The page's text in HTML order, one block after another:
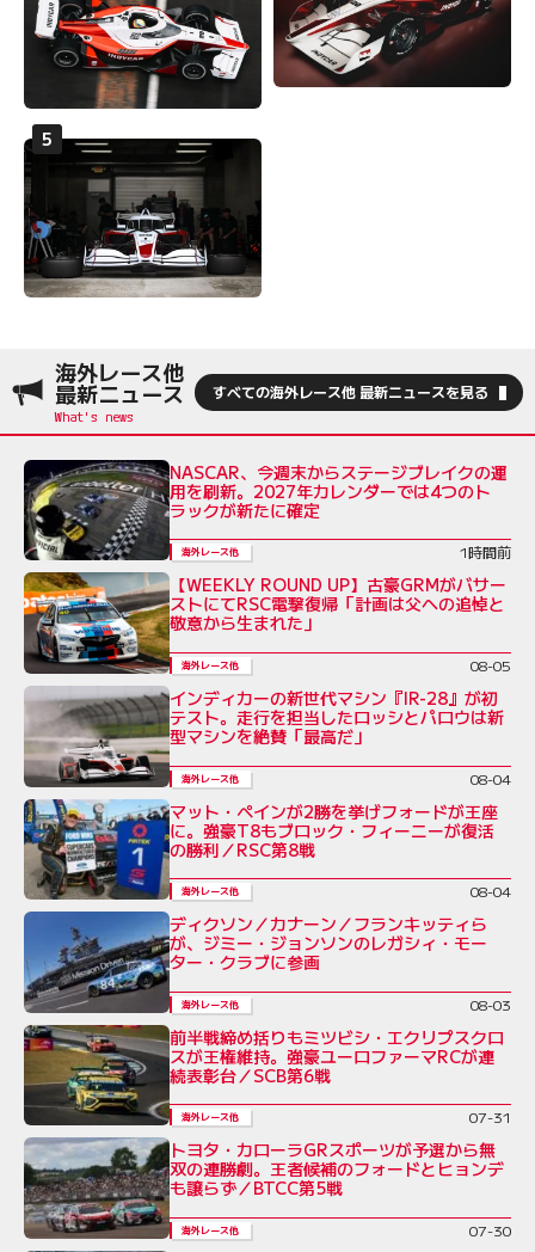
海外レース他
最新ニュース すべての海外レース他 最新ニュースを見る
NASCAR、今週末からステージブレイクの運
用を刷新。2027年カレンダーでは4つのト
ラックが新たに確定
海外レース他 1時間前
【WEEKLY ROUND UP】古豪GRMがバサー
ストにてRSC電撃復帰「計画は父への追悼と
敬意から生まれた」
海外レース他 08-05
インディカーの新世代マシン『IR-28』が初
テスト。走行を担当したロッシとパロウは新
型マシンを絶賛「最高だ」
海外レース他 08-04
マット・ペインが2勝を挙げフォードが王座
に。強豪T8もブロック・フィーニーが復活
の勝利／RSC第8戦
海外レース他 08-04
ディクソン／カナーン／フランキッティら
が、ジミー・ジョンソンのレガシィ・モー
ター・クラブに参画
海外レース他 08-03
前半戦締め括りもミツビシ・エクリプスクロ
スが王権維持。強豪ユーロファーマRCが連
続表彰台／SCB第6戦
海外レース他 07-31
トヨタ・カローラGRスポーツが予選から無
双の連勝劇。王者候補のフォードとヒョンデ
も譲らず／BTCC第5戦
海外レース他 07-30